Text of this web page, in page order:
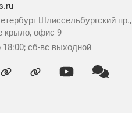
Шлиссельбургский пр.,
крыло, офис 9
18:00; сб-вс выходной